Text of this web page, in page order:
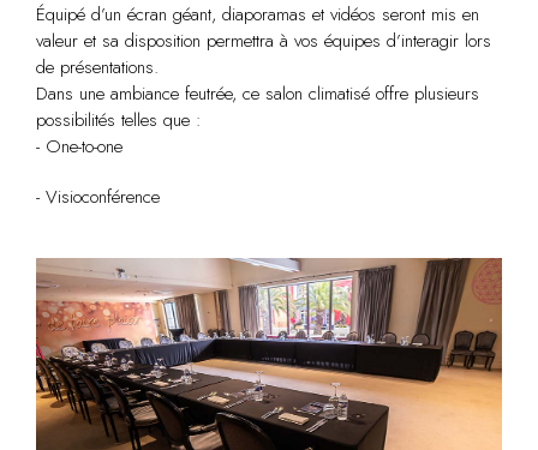
Équipé d’un écran géant, diaporamas et vidéos seront mis en
valeur et sa disposition permettra à vos équipes d’interagir lors
de présentations.
Dans une ambiance feutrée, ce salon climatisé offre plusieurs
possibilités telles que :
- One-to-one
- Visioconférence